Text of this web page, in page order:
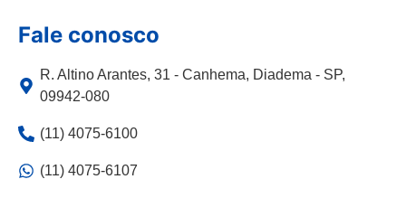
Fale conosco
R. Altino Arantes, 31 - Canhema, Diadema - SP,
09942-080
(11) 4075-6100
(11) 4075-6107